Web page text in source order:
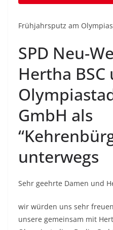
Frühjahrsputz am
SPD Neu-
Hertha BSC
GmbH als
unterwegs
Sehr geehrte Damen und
wir würden uns sehr
unsere gemeinsam mit